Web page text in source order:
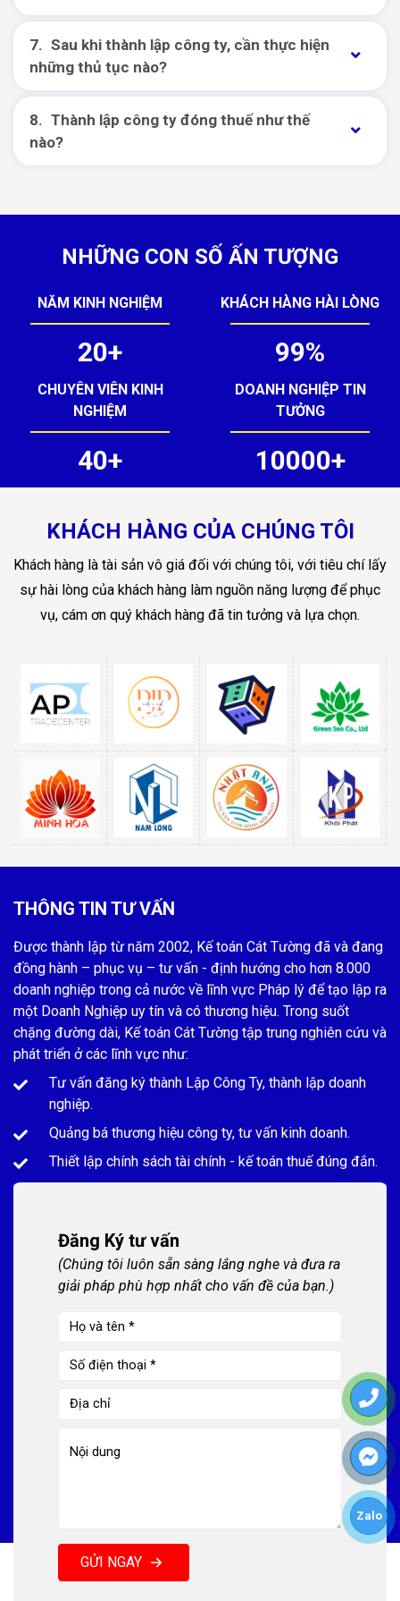
những thủ tục nào?
nào?
NHỮNG CON SỐ ẤN TƯỢNG
NĂM KINH NGHIỆM
20+
KHÁCH HÀNG HÀI LÒNG
99%
CHUYÊN VIÊN KINH
NGHIỆM
40+
DOANH NGHIỆP TIN
TƯỞNG
10000+
KHÁCH HÀNG CỦA CHÚNG TÔI
Khách hàng là tài sản vô giá đối với chúng tôi, với tiêu chí lấy
sự hài lòng của khách hàng làm nguồn năng lượng để phục
vụ, cám ơn quý khách hàng đã tin tưởng và lựa chọn.
THÔNG TIN TƯ VẤN
Được thành lập từ năm 2002, Kế toán Cát Tường đã và đang
đồng hành – phục vụ – tư vấn - định hướng cho hơn 8.000
doanh nghiệp trong cả nước về lĩnh vực Pháp lý để tạo lập ra
một Doanh Nghiệp uy tín và có thương hiệu. Trong suốt
chặng đường dài, Kế toán Cát Tường tập trung nghiên cứu và
phát triển ở các lĩnh vực như:
Tư vấn đăng ký thành Lập Công Ty, thành lập doanh
nghiệp.
Quảng bá thương hiệu công ty, tư vấn kinh doanh.
Thiết lập chính sách tài chính - kế toán thuế đúng đắn.
Đăng Ký tư vấn
(Chúng tôi luôn sẵn sàng lắng nghe và đưa ra
giải pháp phù hợp nhất cho vấn đề của bạn.)
GỬI NGAY
Zalo